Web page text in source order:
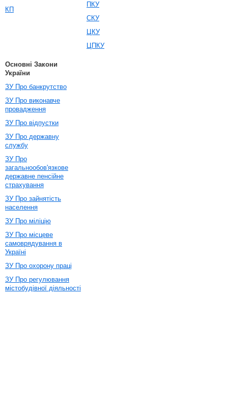
КП
ПКУ
СКУ
ЦКУ
ЦПКУ
Основні Закони
України
ЗУ Про банкрутство
ЗУ Про виконавче
провадження
ЗУ Про відпустки
ЗУ Про державну
службу
ЗУ Про
загальнообов'язкове
державне пенсійне
страхування
ЗУ Про зайнятість
населення
ЗУ Про міліцію
ЗУ Про місцеве
самоврядування в
Україні
ЗУ Про охорону праці
ЗУ Про регулювання
містобудівної діяльності